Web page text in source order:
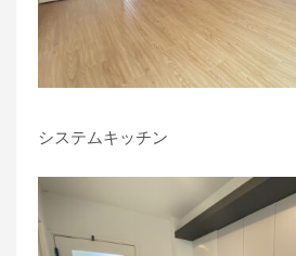
システムキッチン